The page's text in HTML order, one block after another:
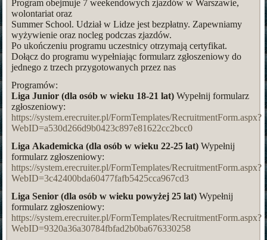
Program obejmuje 7 weekendowych zjazdów w Warszawie,
wolontariat oraz
Summer School. Udział w Lidze jest bezpłatny. Zapewniamy
wyżywienie oraz nocleg podczas zjazdów.
Po ukończeniu programu uczestnicy otrzymają certyfikat.
Dołącz do programu wypełniając formularz zgłoszeniowy do
jednego z trzech przygotowanych przez nas
Programów:
Liga Junior (dla osób w wieku 18-21 lat) Wypełnij formularz
zgłoszeniowy:
https://system.erecruiter.pl/FormTemplates/RecruitmentForm.aspx?
WebID=a530d266d9b0423c897e81622cc2bcc0
Liga Akademicka (dla osób w wieku 22-25 lat) Wypełnij
formularz zgłoszeniowy:
https://system.erecruiter.pl/FormTemplates/RecruitmentForm.aspx?
WebID=3c42400bda60477fafb5425cca967cd3
Liga Senior (dla osób w wieku powyżej 25 lat) Wypełnij
formularz zgłoszeniowy:
https://system.erecruiter.pl/FormTemplates/RecruitmentForm.aspx?
WebID=9320a36a30784fbfad2b0ba676330258